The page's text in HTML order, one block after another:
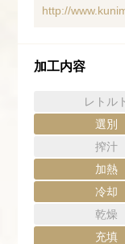
http://
加工内容
レトル
選別
搾汁
加熱
冷却
乾燥
充填